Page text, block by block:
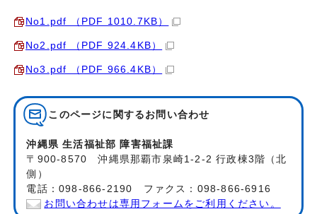
No1.pdf （PDF 1010.7KB）
No2.pdf （PDF 924.4KB）
No3.pdf （PDF 966.4KB）
このページに関する お問い合わせ
沖縄県 生活福祉部 障害福祉課
〒900-8570 沖縄県那覇市泉崎1-2-2 行政棟3階（北
側）
電話：098-866-2190 ファクス：098-866-6916
お問い合わせは専用フォームをご利用ください。